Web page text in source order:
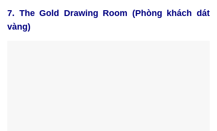
7. The Gold Drawing Room (Phòng khách dát
vàng)